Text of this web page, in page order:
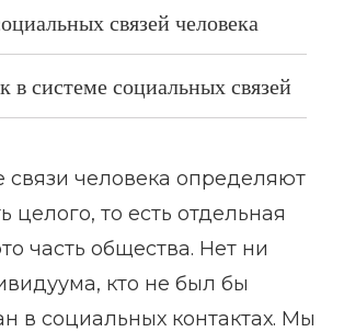
связей человека
в системе социальных связей
человека определяют
целого, то есть отдельная
часть общества. Нет ни
кто не был бы
в социальных контактах. Мы